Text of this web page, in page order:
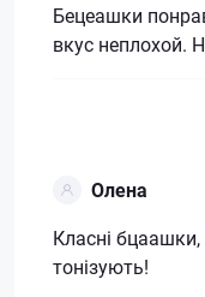
Бецеашки
вкус неплохой.
Олена
Класні
тонізують!